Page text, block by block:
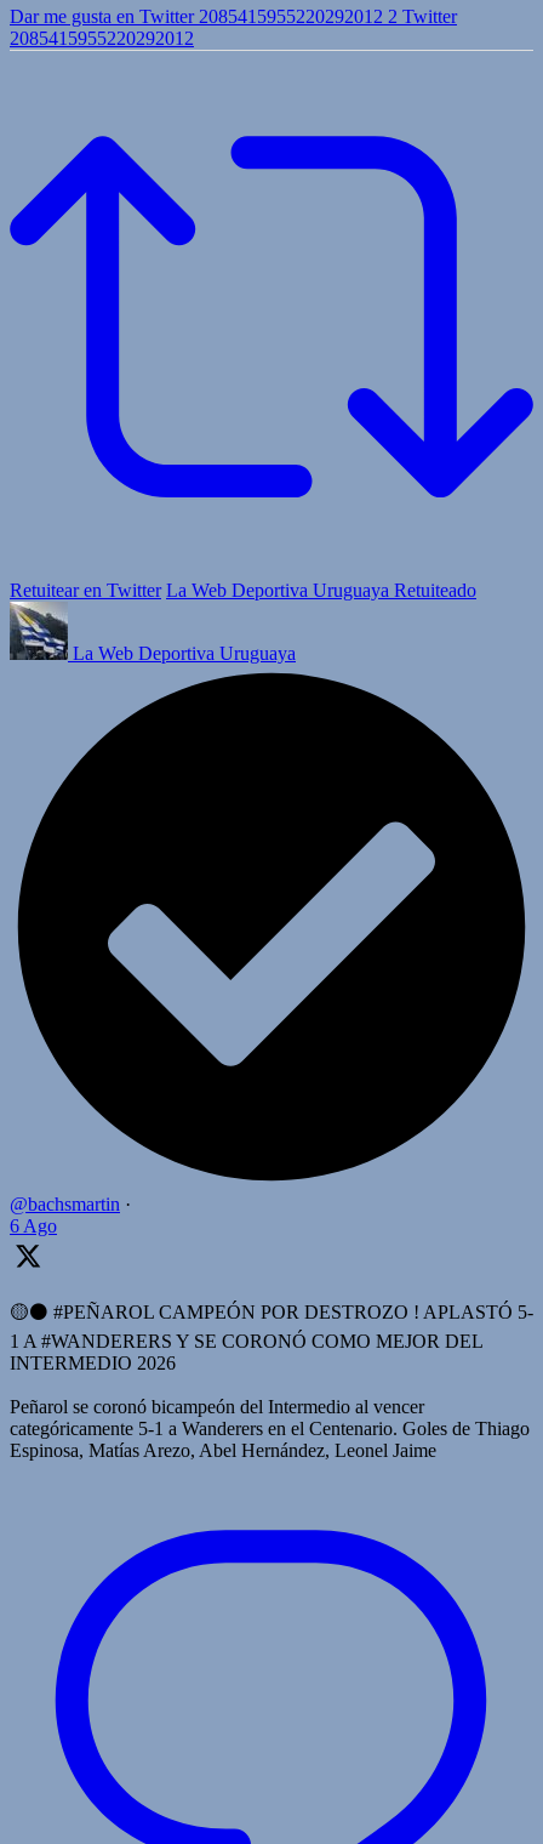
Dar me gusta en Twitter 2085415955220292012 2 Twitter
2085415955220292012
Retuitear en Twitter La Web Deportiva Uruguaya Retuiteado
La Web Deportiva Uruguaya
@bachsmartin ·
6 Ago
🟡⚫️ #PEÑAROL CAMPEÓN POR DESTROZO ! APLASTÓ 5-
1 A #WANDERERS Y SE CORONÓ COMO MEJOR DEL
INTERMEDIO 2026
Peñarol se coronó bicampeón del Intermedio al vencer
categóricamente 5-1 a Wanderers en el Centenario. Goles de Thiago
Espinosa, Matías Arezo, Abel Hernández, Leonel Jaime